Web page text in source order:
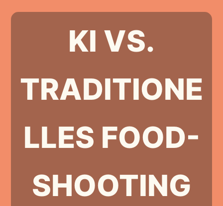
KI VS.
TRADITIONE
LLES FOOD-
SHOOTING